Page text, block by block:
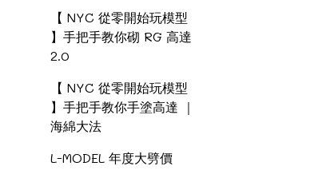
【 NYC 從零開始玩模型
】手把手教你砌 RG 高達
2.0
【 NYC 從零開始玩模型
】手把手教你手塗高達 ｜
海綿大法
L-MODEL 年度大劈價